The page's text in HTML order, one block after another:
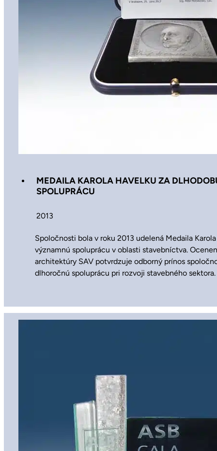
MEDAILA KAROLA HAVELKU ZA
SPOLUPRÁCU
2013
Spoločnosti bola v roku 2013 udelená Medaila
významnú spoluprácu v oblasti stavebníctva.
architektúry SAV potvrdzuje odborný prínos
dlhoročnú spoluprácu pri rozvoji stavebného sektora.